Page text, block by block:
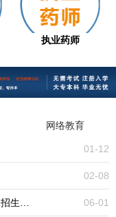
执业药师
网络教育
01-12
02-08
06-01